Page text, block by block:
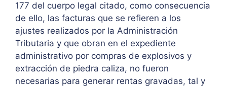
177 del cuerpo legal citado, como consecuencia
de ello, las facturas que se refieren a los
ajustes realizados por la Administración
Tributaria y que obran en el expediente
administrativo por compras de explosivos y
extracción de piedra caliza, no fueron
necesarias para generar rentas gravadas, tal y